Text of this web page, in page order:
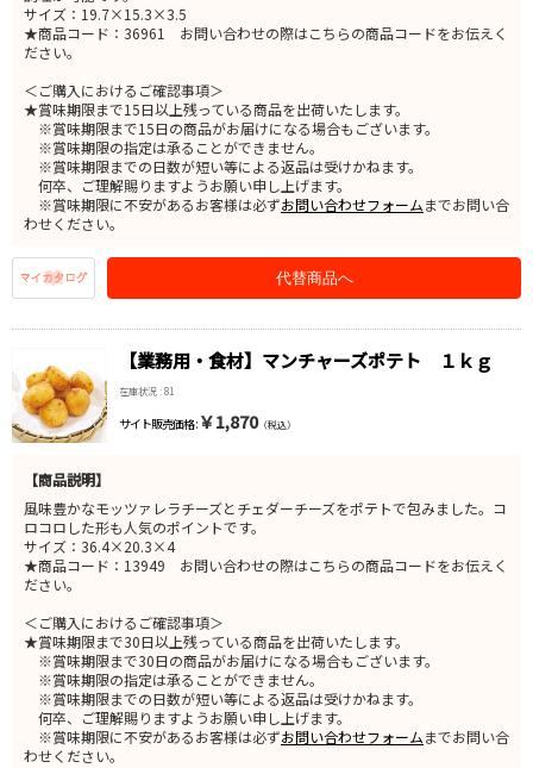
サイズ：19.7×15.3×3.5
★商品コード：36961 お問い合わせの際はこちらの商品コードをお伝えく
ださい。
＜ご購入におけるご確認事項＞
★賞味期限まで15日以上残っている商品を出荷いたします。
※賞味期限まで15日の商品がお届けになる場合もございます。
※賞味期限の指定は承ることができません。
※賞味期限までの日数が短い等による返品は受けかねます。
何卒、ご理解賜りますようお願い申し上げます。
※賞味期限に不安があるお客様は必ずお問い合わせフォームまでお問い合
わせください。
代替商品へ
【業務用・食材】マンチャーズポテト １ｋｇ
在庫状況 : 81
サイト販売価格 : ￥1,870（税込）
【商品説明】
風味豊かなモッツァレラチーズとチェダーチーズをポテトで包みました。コ
ロコロした形も人気のポイントです。
サイズ：36.4×20.3×4
★商品コード：13949 お問い合わせの際はこちらの商品コードをお伝えく
ださい。
＜ご購入におけるご確認事項＞
★賞味期限まで30日以上残っている商品を出荷いたします。
※賞味期限まで30日の商品がお届けになる場合もございます。
※賞味期限の指定は承ることができません。
※賞味期限までの日数が短い等による返品は受けかねます。
何卒、ご理解賜りますようお願い申し上げます。
※賞味期限に不安があるお客様は必ずお問い合わせフォームまでお問い合
わせください。